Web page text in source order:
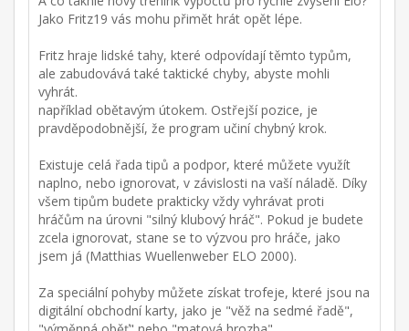
Jako Fritz19 vás mohu přimět hrát opět lépe.
Fritz hraje lidské tahy, které odpovídají těmto typům,
ale zabudovává také taktické chyby, abyste mohli
vyhrát.
například obětavým útokem. Ostřejší pozice, je
pravděpodobnější, že program učiní chybný krok.
Existuje celá řada tipů a podpor, které můžete využít
naplno, nebo ignorovat, v závislosti na vaší náladě. Díky
všem tipům budete prakticky vždy vyhrávat proti
hráčům na úrovni "silný klubový hráč". Pokud je budete
zcela ignorovat, stane se to výzvou pro hráče, jako
jsem já (Matthias Wuellenweber ELO 2000).
Za speciální pohyby můžete získat trofeje, které jsou na
digitální obchodní karty, jako je "věž na sedmé řadě",